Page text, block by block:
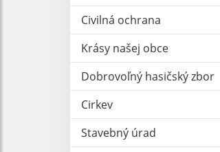
Civilná ochrana
Krásy našej obce
Dobrovoľný hasičský zbor
Cirkev
Stavebný úrad